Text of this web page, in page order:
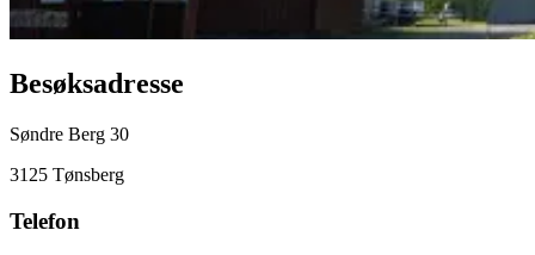
Besøksadresse
Søndre Berg 30
3125 Tønsberg
Telefon